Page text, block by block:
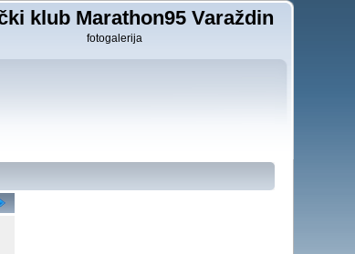
klub Marathon95 Varaždin
fotogalerija